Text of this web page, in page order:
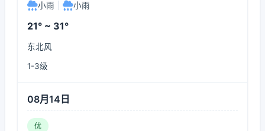
小雨 小雨
21° ~ 31°
东北风
1-3级
08月14日
优